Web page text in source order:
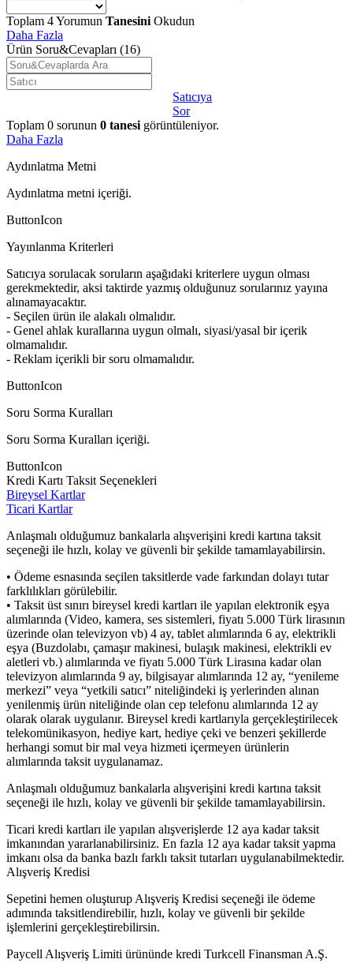
Toplam 4Yorumun TanesiniOkudun
Daha Fazla
Ürün Soru&Cevapları (16)
Satıcıya
Sor
Toplam 0 sorunun 0 tanesi görüntüleniyor.
Daha Fazla
Aydınlatma Metni
Aydınlatma metni içeriği.
ButtonIcon
Yayınlanma Kriterleri
Satıcıya sorulacak soruların aşağıdaki kriterlere uygun olması
gerekmektedir, aksi taktirde yazmış olduğunuz sorularınız yayına
alınamayacaktır.
- Seçilen ürün ile alakalı olmalıdır.
- Genel ahlak kurallarına uygun olmalı, siyasi/yasal bir içerik
olmamalıdır.
- Reklam içerikli bir soru olmamalıdır.
ButtonIcon
Soru Sorma Kuralları
Soru Sorma Kuralları içeriği.
ButtonIcon
Kredi Kartı Taksit Seçenekleri
Bireysel Kartlar
Ticari Kartlar
Anlaşmalı olduğumuz bankalarla alışverişini kredi kartına taksit
seçeneği ile hızlı, kolay ve güvenli bir şekilde tamamlayabilirsin.
• Ödeme esnasında seçilen taksitlerde vade farkından dolayı tutar
farklılıkları görülebilir.
• Taksit üst sınırı bireysel kredi kartları ile yapılan elektronik eşya
alımlarında (Video, kamera, ses sistemleri, fiyatı 5.000 Türk lirasının
üzerinde olan televizyon vb) 4 ay, tablet alımlarında 6 ay, elektrikli
eşya (Buzdolabı, çamaşır makinesi, bulaşık makinesi, elektrikli ev
aletleri vb.) alımlarında ve fiyatı 5.000 Türk Lirasına kadar olan
televizyon alımlarında 9 ay, bilgisayar alımlarında 12 ay, “yenileme
merkezi” veya “yetkili satıcı” niteliğindeki iş yerlerinden alınan
yenilenmiş ürün niteliğinde olan cep telefonu alımlarında 12 ay
olarak olarak uygulanır. Bireysel kredi kartlarıyla gerçekleştirilecek
telekomünikasyon, hediye kart, hediye çeki ve benzeri şekillerde
herhangi somut bir mal veya hizmeti içermeyen ürünlerin
alımlarında taksit uygulanamaz.
Anlaşmalı olduğumuz bankalarla alışverişini kredi kartına taksit
seçeneği ile hızlı, kolay ve güvenli bir şekilde tamamlayabilirsin.
Ticari kredi kartları ile yapılan alışverişlerde 12 aya kadar taksit
imkanından yararlanabilirsiniz. En fazla 12 aya kadar taksit yapma
imkanı olsa da banka bazlı farklı taksit tutarları uygulanabilmektedir.
Alışveriş Kredisi
Sepetini hemen oluşturup Alışveriş Kredisi seçeneği ile ödeme
adımında taksitlendirebilir, hızlı, kolay ve güvenli bir şekilde
işlemlerini gerçekleştirebilirsin.
Paycell Alışveriş Limiti ürününde kredi Turkcell Finansman A.Ş.